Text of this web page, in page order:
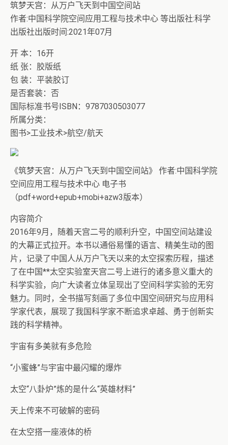
筑梦天宫：从万户飞天到中国空间站
作者:中国科学院空间应用工程与技术中心 等出版社:科学
出版社出版时间:2021年07月
开 本：16开
纸 张：胶版纸
包 装：平装胶订
是否套装：否
国际标准书号ISBN：9787030503077
所属分类：
图书>工业技术>航空/航天
《筑梦天宫：从万户飞天到中国空间站》 作者:中国科学院
空间应用工程与技术中心 电子书
（pdf+word+epub+mobi+azw3版本）
内容简介
2016年9月，随着天宫二号的顺利升空，中国空间站建设
的大幕正式拉开。本书以通俗易懂的语言、精美生动的图
片，记录了中国人从万户飞天以来的太空探索历程，描述
了在中国**太空实验室天宫二号上进行的诸多意义重大的
科学实验，向广大读者立体呈现出了空间科学实验的无穷
魅力。同时，全书描写刻画了多位中国空间研究与应用科
学家代表，展现了我国科学家不断追求卓越、勇于创新实
践的科学精神。
宇宙有多美就有多危险
“小蜜蜂”与宇宙中最闪耀的爆炸
太空“八卦炉”炼的是什么“英雄材料”
天上传来不可破解的密码
在太空搭一座液体的桥